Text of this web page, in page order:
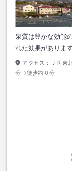
泉質は豊かな効能
れた効果があります
アクセス：
ＪＲ東
分→徒歩約０分